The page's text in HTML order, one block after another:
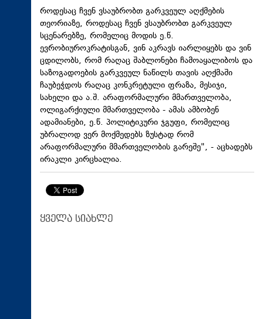
როდესაც ჩვენ ვსაუბრობთ გარკვეულ აღქმების
თეორიაზე, როდესაც ჩვენ ვსაუბრობთ გარკვეულ
სცენარებზე, რომელიც მოდის ე.წ.
ევრობიუროკრატისგან, ვინ აკრავს იარლიყებს და ვინ
ცდილობს, რომ რაღაც შაბლონები ჩამოაყალიბოს და
საზოგადოების გარკვეულ ნაწილს თავის აღქმაში
ჩაუბეჭდოს რაღაც კონკრეტული ფრაზა, მესიჯი,
სახელი და ა.შ. არაფორმალური მმართველობა,
ოლიგარქიული მმართველობა - ამას ამბობენ
ადამიანები, ე.წ. პოლიტიკური ჯგუფი, რომელიც
უბრალოდ ვერ მოქმედებს ზუსტად რომ
არაფორმალური მმართველობის გარეშე", - აცხადებს
ირაკლი კირცხალია.
ყველა სიახლე